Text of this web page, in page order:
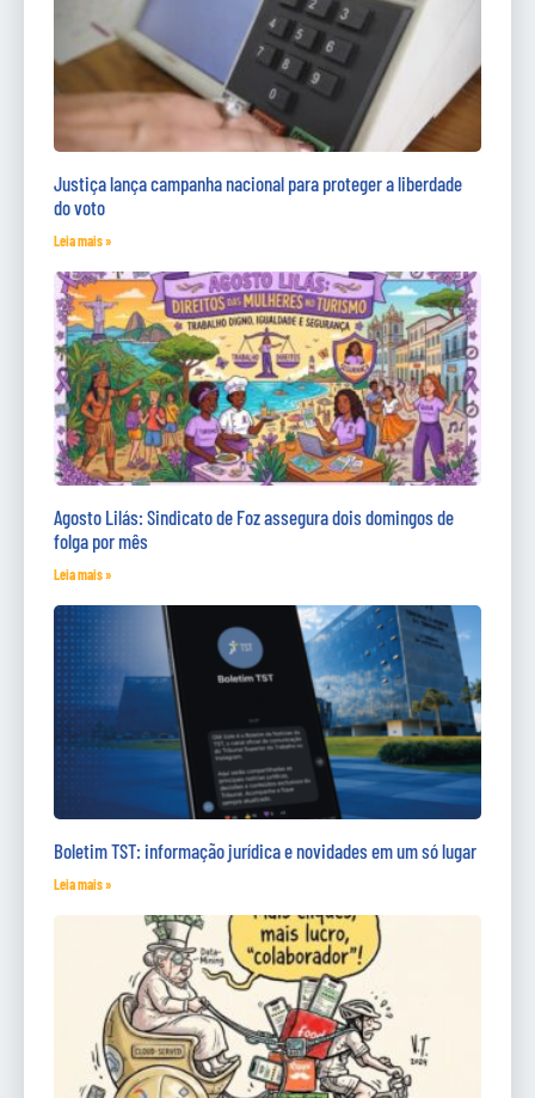
Justiça lança campanha nacional para proteger a liberdade
do voto
Leia mais »
Agosto Lilás: Sindicato de Foz assegura dois domingos de
folga por mês
Leia mais »
Boletim TST: informação jurídica e novidades em um só lugar
Leia mais »